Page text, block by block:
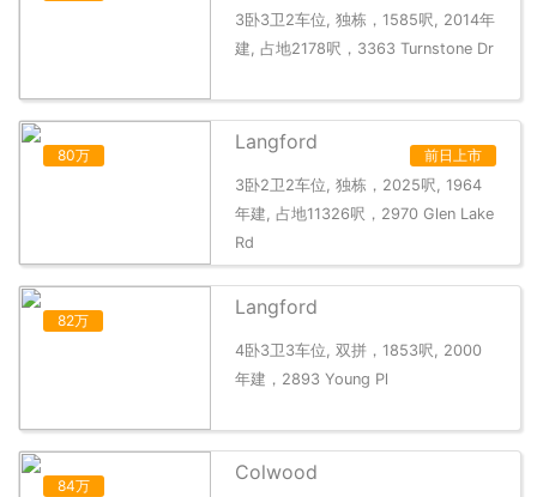
3卧3卫2车位, 独栋，1585呎, 2014年
建, 占地2178呎，3363 Turnstone Dr
80万 前日上市
Langford
3卧2卫2车位, 独栋，2025呎, 1964
年建, 占地11326呎，2970 Glen Lake
Rd
82万
Langford
4卧3卫3车位, 双拼，1853呎, 2000
年建，2893 Young Pl
84万
Colwood